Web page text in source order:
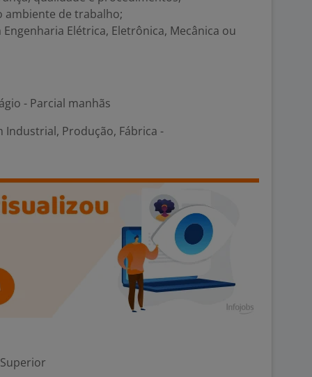
ambiente de trabalho;
Elétrica, Eletrônica, Mecânica ou
- Parcial manhãs
Industrial, Produção, Fábrica -